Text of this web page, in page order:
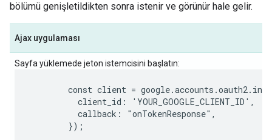
bölümü genişletildikten sonra istenir ve görünür hale gelir.
Ajax uygulaması
Sayfa yüklemede jeton istemcisini başlatın:
const client =
          client_id: 'YOUR_GOOGLE_CLIENT_ID',
          callback: "onTokenResponse",
        });